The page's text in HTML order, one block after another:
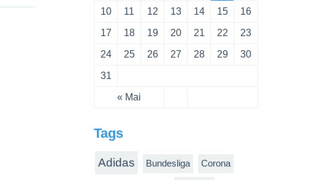
« Mai
10 11 12 13 14 15 16
17 18 19 20 21 22 23
24 25 26 27 28 29 30
31
Tags
Adidas Bundesliga Corona